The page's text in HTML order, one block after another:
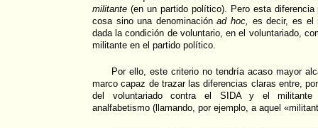
militante (en un partido político). Pero esta
cosa sino una denominaciónad hoc, es decir, es el
dada la condición de voluntario, en el voluntariado,
militante en el partido político.
Por ello, este criterio no tendría acaso mayor
marco capaz de trazar las diferencias claras entre,
del voluntariado contra el SIDA y el militante
analfabetismo (llamando, por ejemplo, a aquel